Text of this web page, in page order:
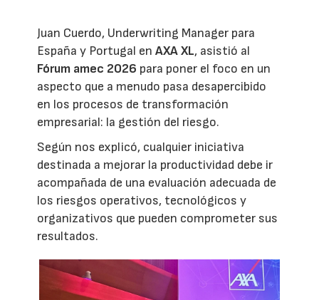
Juan Cuerdo, Underwriting Manager para
España y Portugal enAXA XL, asistió al
Fórum amec 2026 para poner el foco en un
aspecto que a menudo pasa desapercibido
en los procesos de transformación
empresarial: la gestión del riesgo.
Según nos explicó, cualquier iniciativa
destinada a mejorar la productividad debe ir
acompañada de una evaluación adecuada de
los riesgos operativos, tecnológicos y
organizativos que pueden comprometer sus
resultados.